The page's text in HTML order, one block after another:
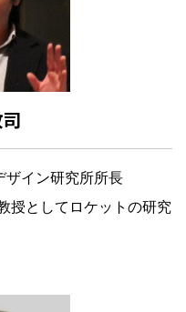
ザイン研究所所長
授としてロケットの研究